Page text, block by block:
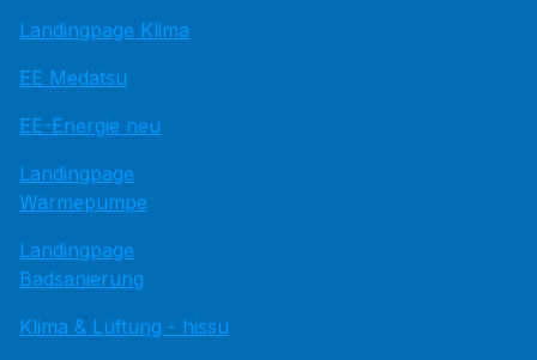
Landingpage Klima
EE Medatsu
EE-Energie neu
Landingpage
Wärmepumpe
Landingpage
Badsanierung
Klima & Lüftung - hissu